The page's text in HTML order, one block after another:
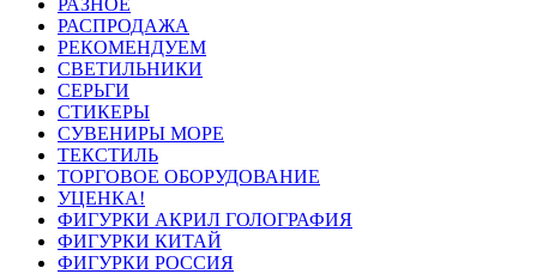
РАЗНОЕ
РАСПРОДАЖА
РЕКОМЕНДУЕМ
СВЕТИЛЬНИКИ
СЕРЬГИ
СТИКЕРЫ
СУВЕНИРЫ МОРЕ
ТЕКСТИЛЬ
ТОРГОВОЕ ОБОРУДОВАНИЕ
УЦЕНКА!
ФИГУРКИ АКРИЛ ГОЛОГРАФИЯ
ФИГУРКИ КИТАЙ
ФИГУРКИ РОССИЯ